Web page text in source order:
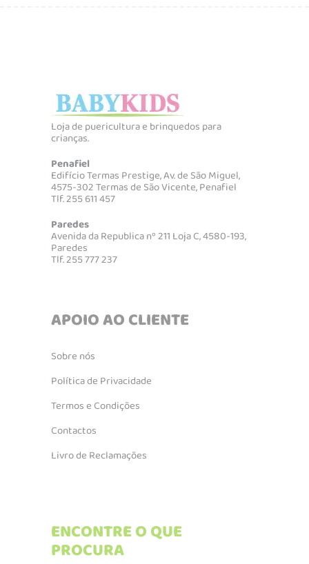
Loja de puericultura e brinquedos para
crianças.
Penafiel
Edifício Termas Prestige, Av. de São Miguel,
4575-302 Termas de São Vicente, Penafiel
Tlf. 255 611 457
Paredes
Avenida da Republica nº 211 Loja C, 4580-193,
Paredes
Tlf. 255 777 237
APOIO AO CLIENTE
Sobre nós
Política de Privacidade
Termos e Condições
Contactos
Livro de Reclamações
ENCONTRE O QUE
PROCURA